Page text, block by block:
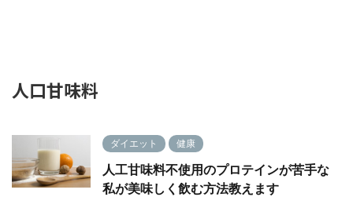
人口甘味料
ダイエット 健康
人工甘味料不使用のプロテインが苦手な
私が美味しく飲む方法教えます